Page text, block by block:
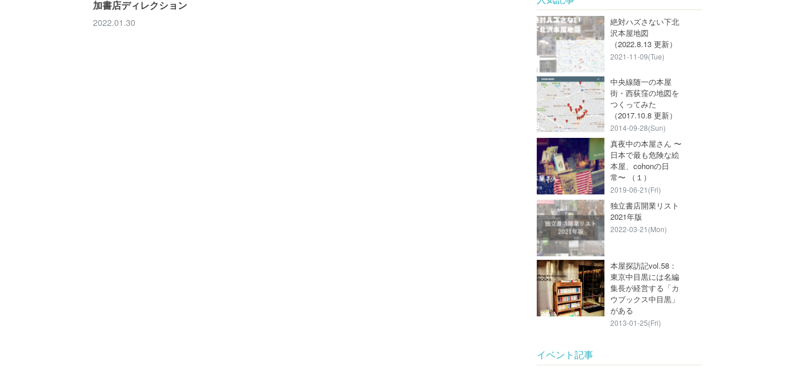
加書店ディレクション
2022.01.30
絶対ハズさない下北
沢本屋地図
（2022.8.13 更新）
2021-11-09(Tue)
中央線随一の本屋
街・西荻窪の地図を
つくってみた
（2017.10.8 更新）
2014-09-28(Sun)
真夜中の本屋さん 〜
日本で最も危険な絵
本屋、cohonの日
常〜 （１）
2019-06-21(Fri)
独立書店開業リスト
2021年版
2022-03-21(Mon)
本屋探訪記vol.58：
東京中目黒には名編
集長が経営する「カ
ウブックス中目黒」
がある
2013-01-25(Fri)
イベント記事